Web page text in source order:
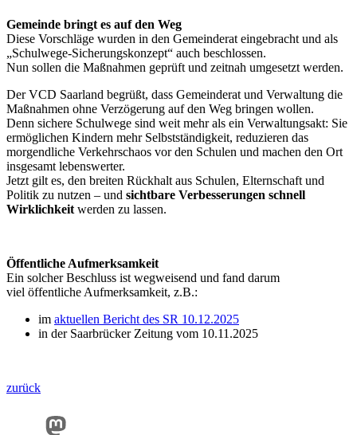
Gemeinde bringt es auf den Weg
Diese Vorschläge wurden in den Gemeinderat eingebracht und als
„Schulwege-Sicherungskonzept“ auch beschlossen.
Nun sollen die Maßnahmen geprüft und zeitnah umgesetzt werden.
Der VCD Saarland begrüßt, dass Gemeinderat und Verwaltung die
Maßnahmen ohne Verzögerung auf den Weg bringen wollen.
Denn sichere Schulwege sind weit mehr als ein Verwaltungsakt: Sie
ermöglichen Kindern mehr Selbstständigkeit, reduzieren das
morgendliche Verkehrschaos vor den Schulen und machen den Ort
insgesamt lebenswerter.
Jetzt gilt es, den breiten Rückhalt aus Schulen, Elternschaft und
Politik zu nutzen – und sichtbare Verbesserungen schnell
Wirklichkeit werden zu lassen.
Öffentliche Aufmerksamkeit
Ein solcher Beschluss ist wegweisend und fand darum
viel öffentliche Aufmerksamkeit, z.B.:
im aktuellen Bericht des SR 10.12.2025
in der Saarbrücker Zeitung vom 10.11.2025
zurück